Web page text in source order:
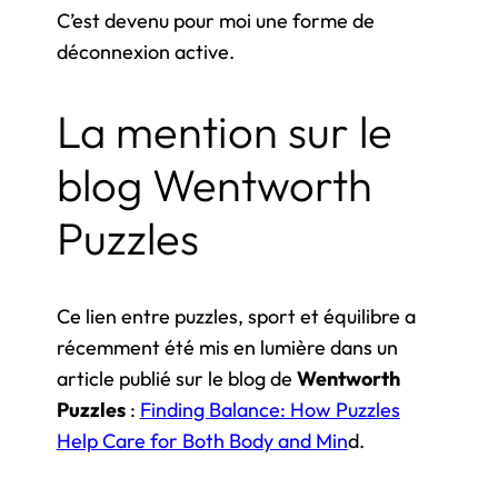
C’est devenu pour moi une forme de
déconnexion active.
La mention sur le
blog Wentworth
Puzzles
Ce lien entre puzzles, sport et équilibre a
récemment été mis en lumière dans un
article publié sur le blog de Wentworth
Puzzles: Finding Balance: How Puzzles
Help Care for Both Body and Mind.